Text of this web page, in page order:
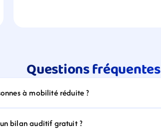
Questions fréquentes
à mobilité réduite ?
bilan auditif gratuit ?